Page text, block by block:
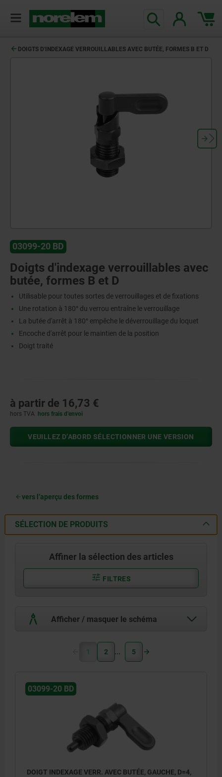
DOIGTS D'INDEXAGE VERROUILLABLES AVEC BUTÉE, FORMES B ET D
03099-20 BD
Doigts d'indexage verrouillables avec
butée, formes B et D
Utilisable pour toutes sortes de verrouillages et de fixations
Une rotation à 180° du verrou entraîne le verrouillage
La butée d'arrêt à 180° empêche le déverrouillage du loquet
Encoche d'arrêt pour le maintien de la position
Doigt traité
à partir de 16,73 €
hors TVA hors frais d’envoi
VEUILLEZ D’ABORD SÉLECTIONNER UNE VERSION
vers l’aperçu des formes
SÉLECTION DE PRODUITS
Affiner la sélection des articles
FILTRES
Afficher / masquer le schéma
1 2 5
03099-20 BD
DOIGT INDEXAGE VERR. AVEC BUTÉE, GAUCHE, D=4,